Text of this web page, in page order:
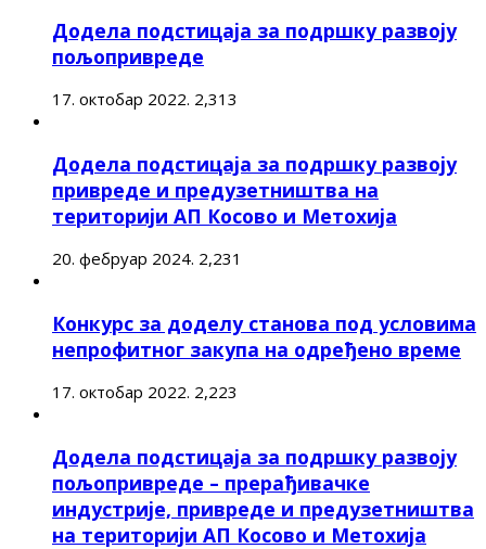
Додела подстицаја за подршку развоју
пољопривреде
17. октобар 2022. 2,313
Додела подстицаја за подршку развоју
привреде и предузетништва на
територији АП Косово и Метохија
20. фебруар 2024. 2,231
Конкурс за доделу станова под условима
непрофитног закупа на одређено време
17. октобар 2022. 2,223
Додела подстицаја за подршку развоју
пољопривреде – прерађивачке
индустрије, привреде и предузетништва
на територији АП Косово и Метохија